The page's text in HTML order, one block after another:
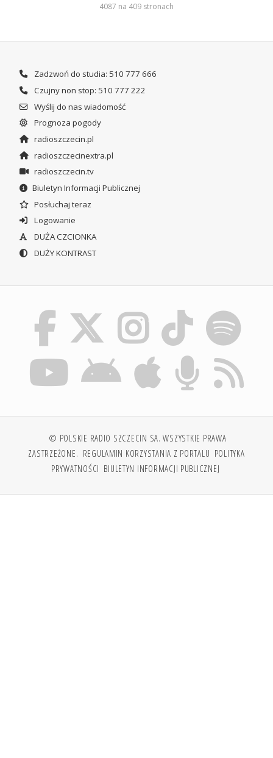
4087 na 409 stronach
Zadzwoń do studia: 510 777 666
Czujny non stop: 510 777 222
Wyślij do nas wiadomość
Prognoza pogody
radioszczecin.pl
radioszczecinextra.pl
radioszczecin.tv
Biuletyn Informacji Publicznej
Posłuchaj teraz
Logowanie
DUŻA CZCIONKA
DUŻY KONTRAST
© POLSKIE RADIO SZCZECIN SA. WSZYSTKIE PRAWA
ZASTRZEŻONE. REGULAMIN KORZYSTANIA Z PORTALU POLITYKA
PRYWATNOŚCI BIULETYN INFORMACJI PUBLICZNEJ